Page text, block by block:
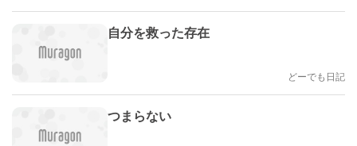
自分を救った存在
どーでも日記
つまらない